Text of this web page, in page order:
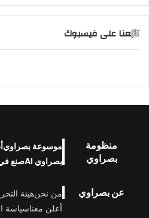
تابعنا على فيسبوك
منظومة
بصراوي
موسوعة بصراوي
بصراوي AI
صنع
عن بصراوي من نحنهيئة
أعلن معناسياسة